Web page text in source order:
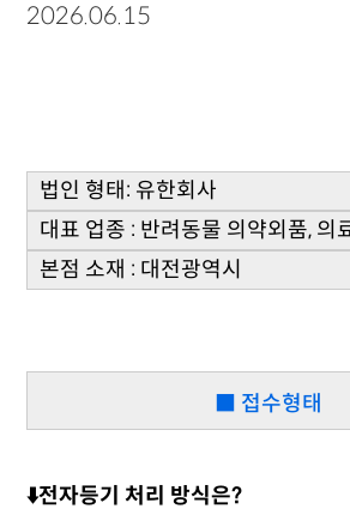
2026.06.15
법인 형태: 유한회사
대표 업종 : 반려동물 의약외품, 의
본점 소재 : 대전광역시
■ 접수형태
⬇️전자등기 처리 방식은?